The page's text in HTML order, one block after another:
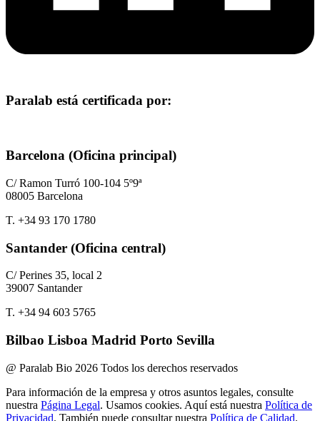
Paralab está certificada por:
Barcelona (Oficina principal)
C/ Ramon Turró 100-104 5º9ª
08005 Barcelona
T. +34 93 170 1780
Santander (Oficina central)
C/ Perines 35, local 2
39007 Santander
T. +34 94 603 5765
Bilbao Lisboa Madrid Porto Sevilla
@ Paralab Bio 2026 Todos los derechos reservados
Para información de la empresa y otros asuntos legales, consulte
nuestra Página Legal. Usamos cookies. Aquí está nuestra Política de
Privacidad. También puede consultar nuestra Política de Calidad.